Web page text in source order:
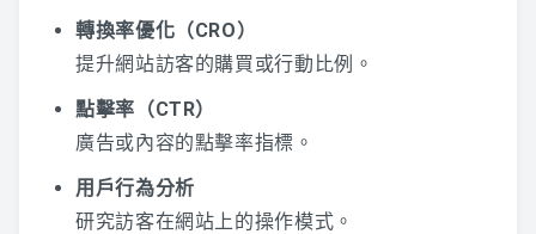
轉換率優化（CRO）
提升網站訪客的購買或行動比例。
點擊率（CTR）
廣告或內容的點擊率指標。
用戶行為分析
研究訪客在網站上的操作模式。